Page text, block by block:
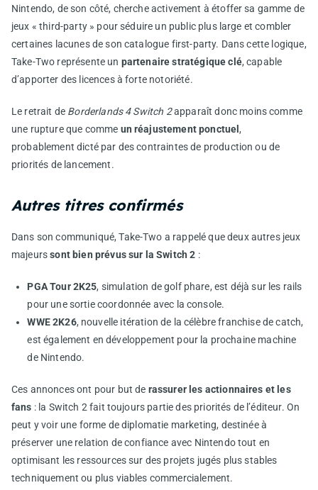
Nintendo, de son côté, cherche activement à étoffer sa gamme de
jeux « third-party » pour séduire un public plus large et combler
certaines lacunes de son catalogue first-party. Dans cette logique,
Take-Two représente un partenaire stratégique clé, capable
d’apporter des licences à forte notoriété.
Le retrait de Borderlands 4 Switch 2apparaît donc moins comme
une rupture que comme un réajustement ponctuel,
probablement dicté par des contraintes de production ou de
priorités de lancement.
Autres titres confirmés
Dans son communiqué, Take-Two a rappelé que deux autres jeux
majeurssont bien prévus sur la Switch 2 :
PGA Tour 2K25, simulation de golf phare, est déjà sur les rails
pour une sortie coordonnée avec la console.
WWE 2K26, nouvelle itération de la célèbre franchise de catch,
est également en développement pour la prochaine machine
de Nintendo.
Ces annonces ont pour but de rassurer les actionnaires et les
fans : la Switch 2 fait toujours partie des priorités de l’éditeur. On
peut y voir une forme de diplomatie marketing, destinée à
préserver une relation de confiance avec Nintendo tout en
optimisant les ressources sur des projets jugés plus stables
techniquement ou plus viables commercialement.